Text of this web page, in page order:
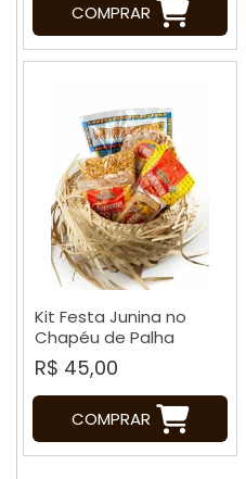
COMPRAR
Kit Festa Junina no
Chapéu de Palha
R$ 45,00
COMPRAR